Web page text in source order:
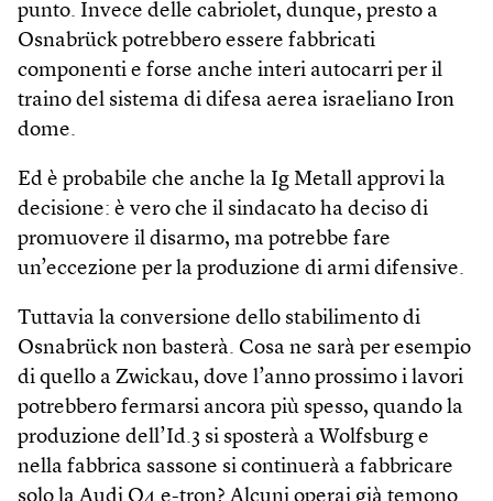
punto. Invece delle cabriolet, dunque, presto a
Osnabrück potrebbero essere fabbricati
componenti e forse anche interi autocarri per il
traino del sistema di difesa aerea israeliano Iron
dome.
Ed è probabile che anche la Ig Metall approvi la
decisione: è vero che il sindacato ha deciso di
promuovere il disarmo, ma potrebbe fare
un’eccezione per la produzione di armi difensive.
Tuttavia la conversione dello stabilimento di
Osnabrück non basterà. Cosa ne sarà per esempio
di quello a Zwickau, dove l’anno prossimo i lavori
potrebbero fermarsi ancora più spesso, quando la
produzione dell’Id.3 si sposterà a Wolfsburg e
nella fabbrica sassone si continuerà a fabbricare